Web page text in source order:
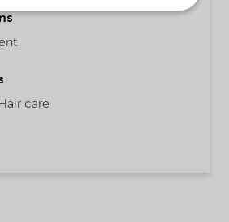
Hair care